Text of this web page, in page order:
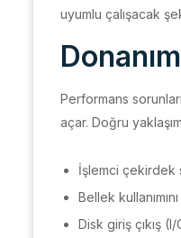
uyumlu çalışacak
Performans
açar. Doğru
İşlemci çekirdek
Bellek
Disk giriş çıkış